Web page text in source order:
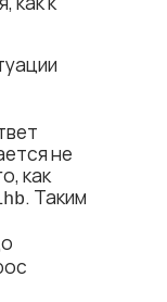
не
как
. Таким